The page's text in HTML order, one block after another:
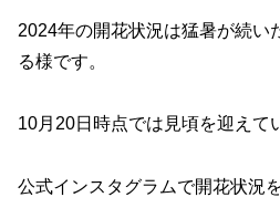
2024年の開花状況は猛暑が続い
る様です。
10月20日時点では見頃を迎えて
公式インスタグラムで開花状況